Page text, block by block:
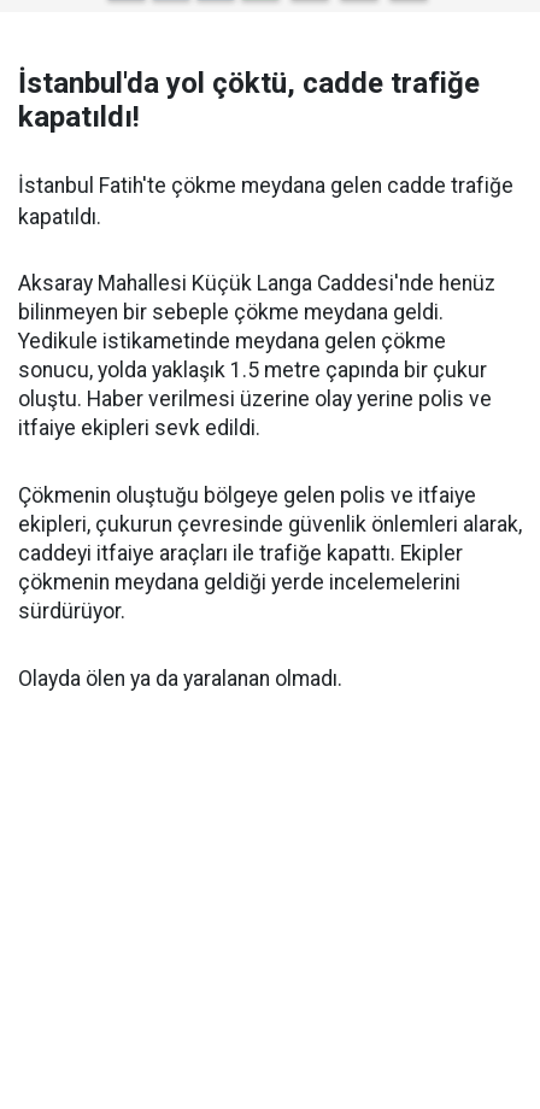
İstanbul'da yol çöktü, cadde trafiğe
kapatıldı!
İstanbul Fatih'te çökme meydana gelen cadde trafiğe
kapatıldı.
Aksaray Mahallesi Küçük Langa Caddesi'nde henüz
bilinmeyen bir sebeple çökme meydana geldi.
Yedikule istikametinde meydana gelen çökme
sonucu, yolda yaklaşık 1.5 metre çapında bir çukur
oluştu. Haber verilmesi üzerine olay yerine polis ve
itfaiye ekipleri sevk edildi.
Çökmenin oluştuğu bölgeye gelen polis ve itfaiye
ekipleri, çukurun çevresinde güvenlik önlemleri alarak,
caddeyi itfaiye araçları ile trafiğe kapattı. Ekipler
çökmenin meydana geldiği yerde incelemelerini
sürdürüyor.
Olayda ölen ya da yaralanan olmadı.